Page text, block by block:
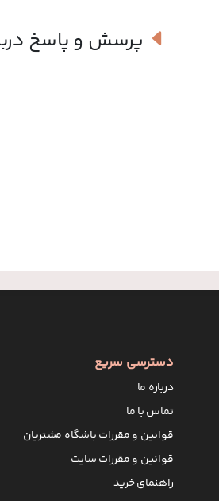
پرسش و پاسخ
دسترسی سریع
درباره ما
تماس با ما
قوانین و مقررات باشگاه مشتریان
قوانین و مقررات سایت
راهنمای خرید